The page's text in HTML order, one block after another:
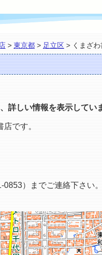
> 東京都 > 足立区 > くまざ
詳しい情報を表示してい
です。
）までご連絡下さい。